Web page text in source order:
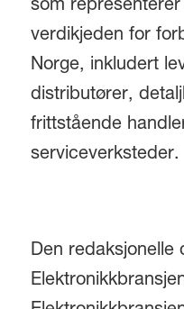
som
verdikjeden for
Norge, inkludert
distributører,
frittstående
serviceverksteder.
Den redaksjonelle